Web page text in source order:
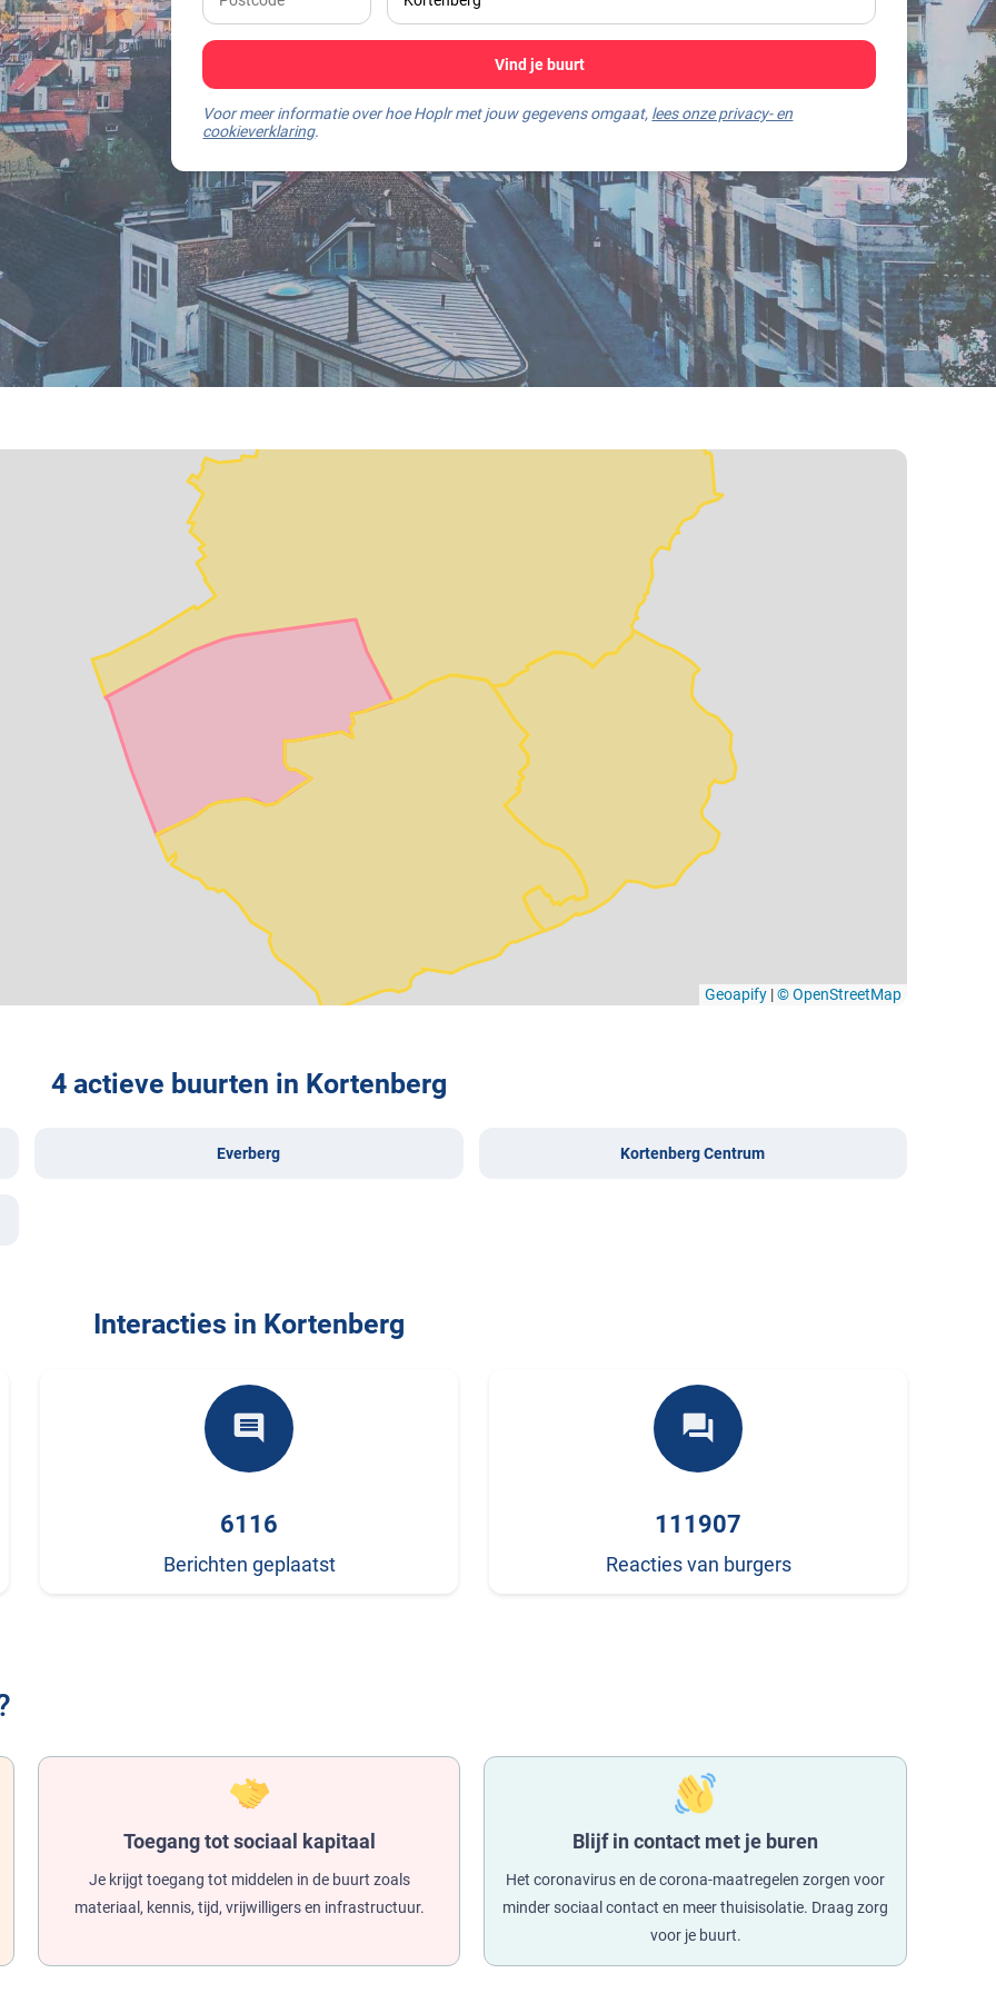
Vind je buurt
Voor meer informatie over hoe Hoplr met jouw gegevens omgaat, lees onze privacy- en
cookieverklaring.
Geoapify |© OpenStreetMap
4 actieve buurten in Kortenberg
Everberg Kortenberg Centrum
Interacties in Kortenberg
comment
6116
Berichten geplaatst
forum
111907
Reacties van burgers
Toegang tot sociaal kapitaal
Je krijgt toegang tot middelen in de buurt zoals
materiaal, kennis, tijd, vrijwilligers en infrastructuur.
Blijf in contact met je buren
Het coronavirus en de corona-maatregelen zorgen voor
minder sociaal contact en meer thuisisolatie. Draag zorg
voor je buurt.